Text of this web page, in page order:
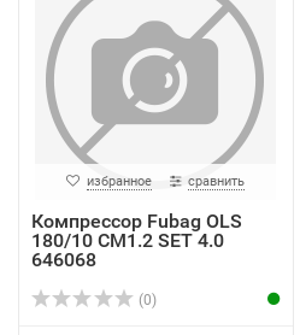
избранное сравнить
Компрессор Fubag OLS
180/10 CM1.2 SET 4.0
646068
(0)